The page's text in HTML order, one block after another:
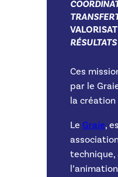
Ces
par le
la création
Le Graie,
technique,